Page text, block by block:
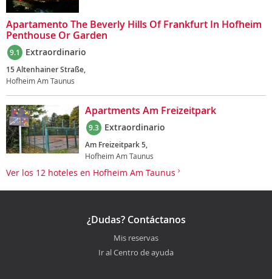
Apartamento The Beverly Hills Of Frankfurt In Hofheim
Penthouse Or Garden
9.1 Extraordinario
15 Altenhainer Straße,
Hofheim Am Taunus
Apartments Am Freizeitpark
9.3 Extraordinario
Am Freizeitpark 5,
Hofheim Am Taunus
Ver los 12 hoteles en Hofheim Am Taunus
¿Dudas? Contáctanos
Mis reservas
Ir al Centro de ayuda